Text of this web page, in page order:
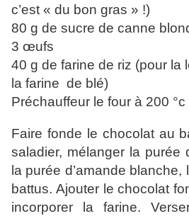
c’est « du bon gras » !)
80 g de sucre de canne
3 œufs
40 g de farine de riz (pour la
la farine de blé)
Préchauffeur le four à 200 °c
Faire fonde le chocolat au
saladier, mélanger la purée
la purée d’amande
battus. Ajouter le chocolat
incorporer la farine.